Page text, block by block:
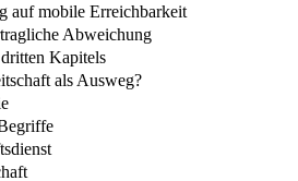
auf mobile Erreichbarkeit
Abweichung
Kapitels
als Ausweg?